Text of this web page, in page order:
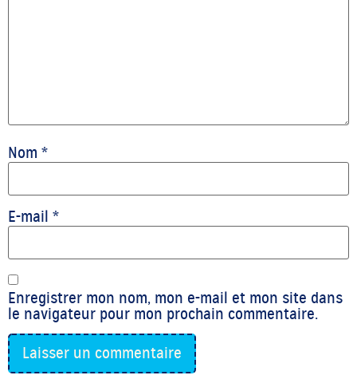
Nom *
E-mail *
Enregistrer mon nom, mon e-mail et mon site dans
le navigateur pour mon prochain commentaire.